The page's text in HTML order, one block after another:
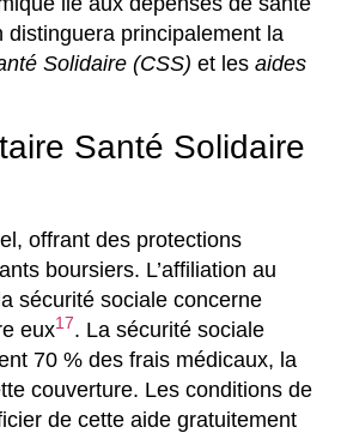
distinguera principalement la
Solidaire (CSS) et les aides
Santé Solidaire
offrant des protections
boursiers. L’affiliation au
sécurité sociale concerne
eux17. La sécurité sociale
70 % des frais médicaux, la
couverture. Les conditions de
de cette aide gratuitement